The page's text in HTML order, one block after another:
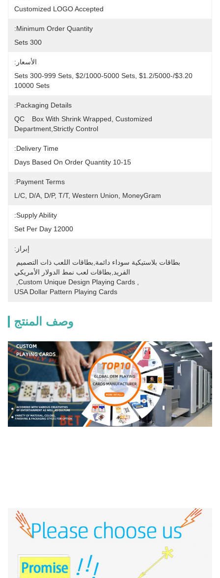
Customized LOGO Accepted
Minimum Order Quantity:
300 Sets
الأسعار:
$3.20/sets 300-999 Sets, $2/1000-5000 Sets, $1.2/5000-
10000 Sets
Packaging Details:
Box With Shrink Wrapped, Customized	QC
Department,Strictly Control
Delivery Time:
10-15 Days Based On Order Quantity
Payment Terms:
L/C, D/A, D/P, T/T, Western Union, MoneyGram
Supply Ability:
12000 Set Per Day
إبراز:
الفريد,بطاقات لعب نمط الدولار الأمريكي
Custom Unique Design Playing Cards
USA Dollar Pattern Playing Cards
وصف المنتج